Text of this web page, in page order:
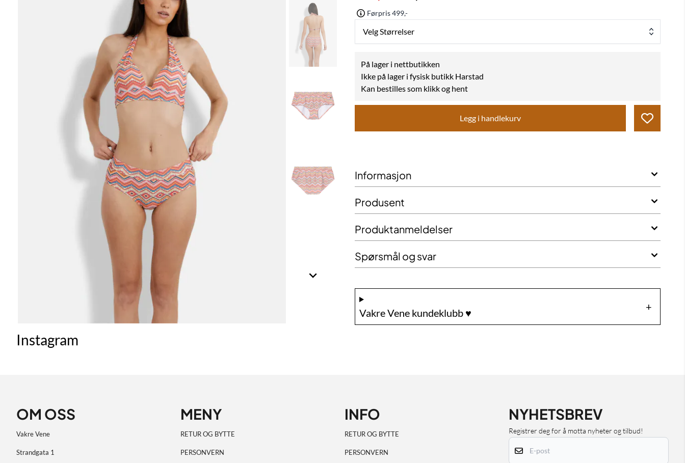
Førpris 499,-
Velg Størrelser
På lager i nettbutikken
Ikke på lager i fysisk butikk Harstad
Kan bestilles som klikk og hent
Legg i handlekurv
Informasjon
Produsent
Produktanmeldelser
Spørsmål og svar
Vakre Vene kundeklubb ♥️
Instagram
OM OSS
Vakre Vene
Strandgata 1
MENY
RETUR OG BYTTE
PERSONVERN
INFO
RETUR OG BYTTE
PERSONVERN
NYHETSBREV
Registrer deg for å motta nyheter og tilbud!
E-post